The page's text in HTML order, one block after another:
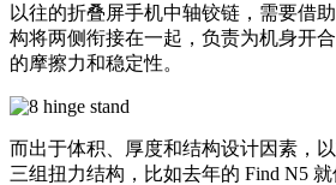
以往的折叠屏手机中轴铰链，需要借
构将两侧衔接在一起，负责为机身开
的摩擦力和稳定性。
而出于体积、厚度和结构设计因素，
三组扭力结构，比如去年的 Find N5